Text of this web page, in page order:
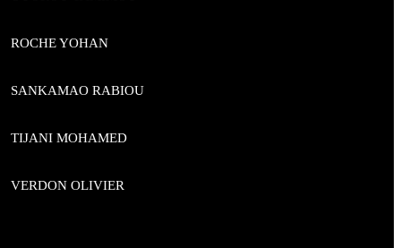
ROCHE YOHAN
SANKAMAO RABIOU
TIJANI MOHAMЕD
VERDON OLIVIER